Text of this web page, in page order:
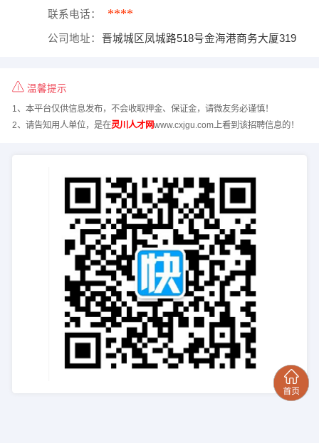
联系电话： ****
公司地址： 晋城城区凤城路518号金海港商务大厦319
温馨提示
1、本平台仅供信息发布，不会收取押金、保证金，请微友务必谨慎！
2、请告知用人单位，是在灵川人才网www.cxjgu.com上看到该招聘信息的！